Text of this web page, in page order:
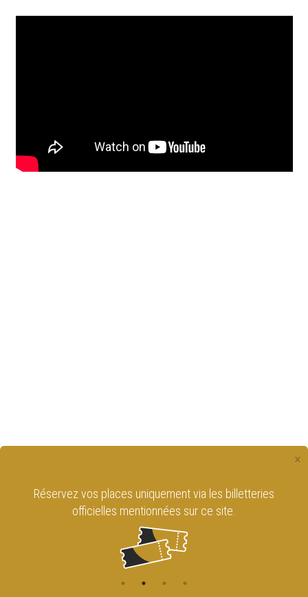
×
Réservez vos places uniquement via les billetteries
officielles mentionnées sur ce site.